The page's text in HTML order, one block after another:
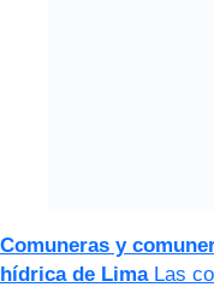
Comuneras y
hídrica de Lima Las